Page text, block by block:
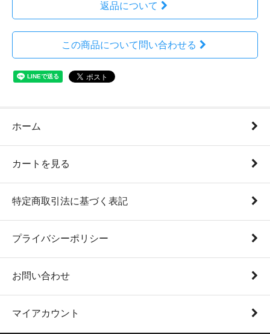
返品について
この商品について問い合わせる
ホーム
カートを見る
特定商取引法に基づく表記
プライバシーポリシー
お問い合わせ
マイアカウント